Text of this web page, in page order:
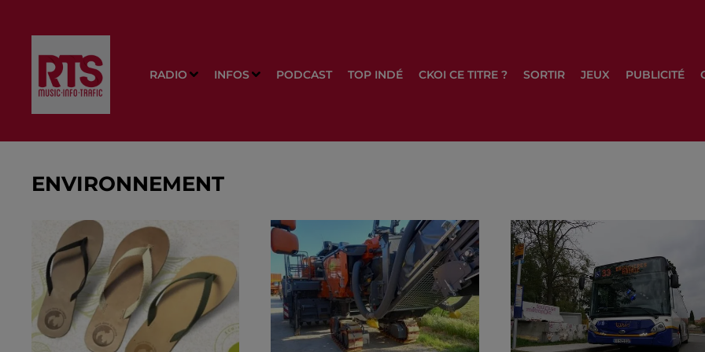
RADIO INFOS PODCAST TOP INDÉ CKOI CE TITRE ? SORTIR JEUX PUBLICITÉ
ENVIRONNEMENT